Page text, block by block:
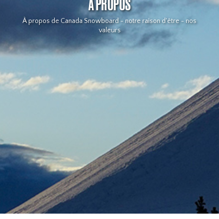
À PROPOS
À propos de Canada Snowboard - notre raison d'être - nos
valeurs